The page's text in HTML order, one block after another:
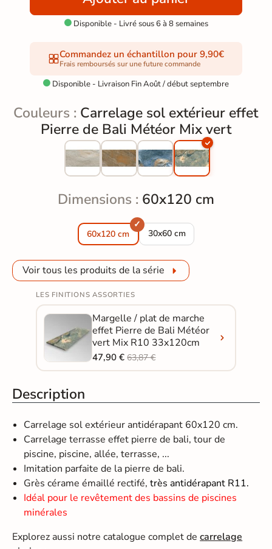
Disponible - Livré sous 6 à 8 semaines
Commandez un échantillon pour 9,90€
Frais remboursés sur une future commande
 Disponible - Livraison Fin Août / début septembre
Couleurs : Carrelage sol extérieur effet
Pierre de Bali Météor Mix vert
Dimensions : 60x120 cm
60x120 cm 30x60 cm
Carrelage sol extérieur effet
Voir tous les produits de la série
LES FINITIONS ASSORTIES
Margelle / plat de marche
effet Pierre de Bali Météor
vert Mix R10 33x120cm
47,90 €63,87 €
Description
Carrelage sol extérieur antidérapant 60x120 cm.
Carrelage terrasse effet pierre de bali, tour de
piscine, piscine, allée, terrasse, ...
Imitation parfaite de la pierre de bali.
Grès cérame émaillé rectifé,très antidérapant R11.
Idéal pour le revêtement des bassins de piscines
minérales
Explorez aussi notre catalogue complet decarrelage